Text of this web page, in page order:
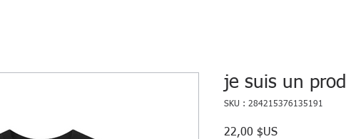
je suis un
SKU : 284215376135191
22,00 $USPrix